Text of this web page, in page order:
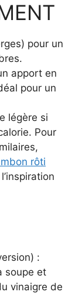
pour un
apport en
pour un
légère si
Pour
rôti
:
soupe et
vinaigre de